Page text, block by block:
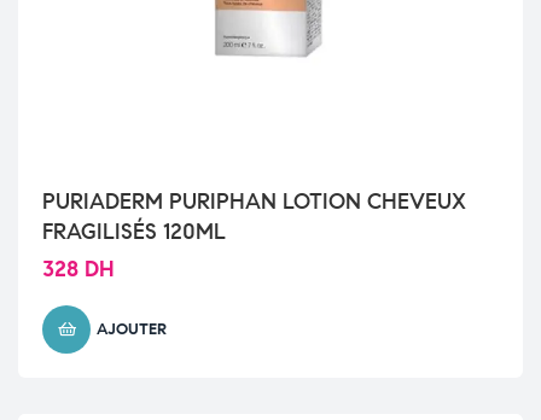
PURIADERM PURIPHAN LOTION CHEVEUX
FRAGILISÉS 120ML
328 DH
AJOUTER